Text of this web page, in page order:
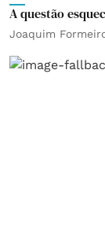
A questão
Joaquim